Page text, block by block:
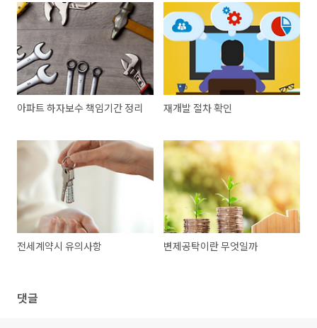
아파트 하자보수 책임기간 정리 재개발 절차 확인
전세계약시 유의사항 변제공탁이란 무엇일까
댓글